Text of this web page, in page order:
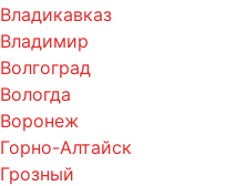
Владикавказ
Владимир
Волгоград
Вологда
Воронеж
Горно-Алтайск
Грозный